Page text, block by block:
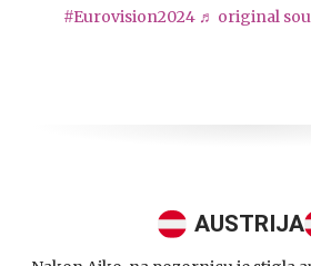
#Eurovision2024 ♬ original
AUSTRIJA